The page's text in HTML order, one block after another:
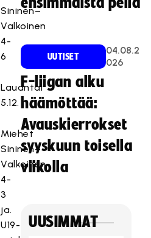
Sininen–
Valkoinen
4-
6
Lauantai
5.12.
Miehet
Sininen–
Valkoinen
4-
3
ja.
U19-
ä
m
ä
ä
l
ö
o
n
e
s
e
UUTISET
04.08.2
026
F-liigan alku
häämöttää:
Avauskierrokset
syyskuun toisella
viikolla
UUSIMMAT